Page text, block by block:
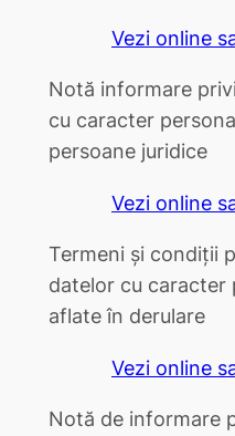
Vezi online
Notă informare
cu caracter
persoane juridice
Vezi online
Termeni şi condiții
datelor cu caracter
aflate în derulare
Vezi online
Notă de informare